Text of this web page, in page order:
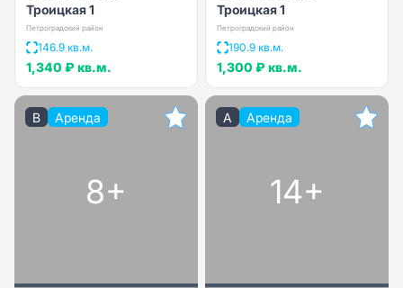
Троицкая 1
Петроградский район
146.9 кв.м.
1,340 ₽ кв.м.
Троицкая 1
Петроградский район
190.9 кв.м.
1,300 ₽ кв.м.
B Аренда
8+
A Аренда
14+